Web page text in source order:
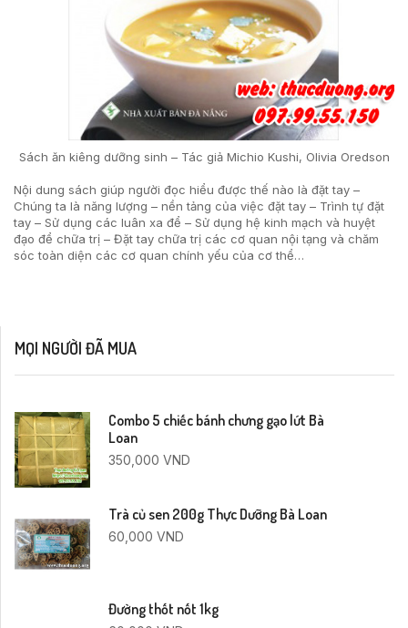
Sách ăn kiêng dưỡng sinh – Tác giả Michio Kushi, Olivia Oredson
Nội dung sách giúp người đọc hiểu được thế nào là đặt tay –
Chúng ta là năng lượng – nền tảng của việc đặt tay – Trình tự đặt
tay – Sử dụng các luân xa để – Sử dụng hệ kinh mạch và huyệt
đạo để chữa trị – Đặt tay chữa trị các cơ quan nội tạng và chăm
sóc toàn diện các cơ quan chính yếu của cơ thể…
MỌI NGƯỜI ĐÃ MUA
Combo 5 chiếc bánh chưng gạo lứt Bà
Loan
350,000VND
Trà củ sen 200g Thực Dưỡng Bà Loan
60,000VND
Đường thốt nốt 1kg